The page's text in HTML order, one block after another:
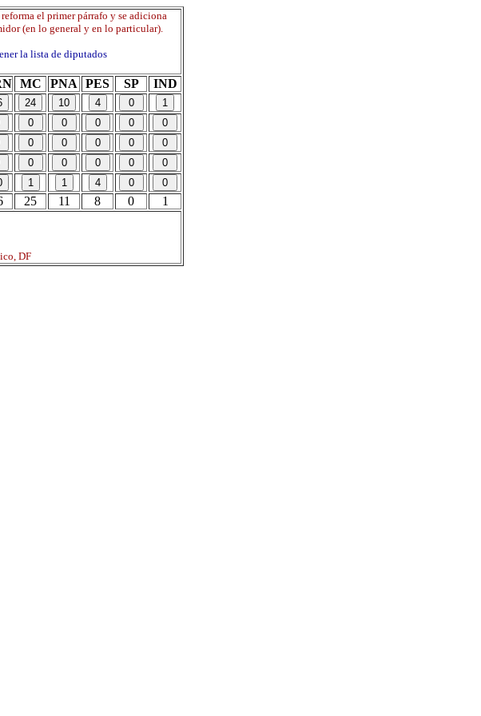
el primer párrafo y se adiciona
(en lo general y en lo particular).
la lista de diputados
MC PNA PES SP
IND
25 11 8 0 1
DF